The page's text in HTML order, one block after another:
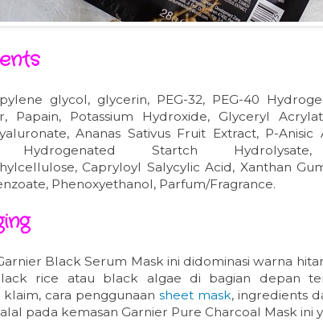
glycol, glycerin, PEG-32, PEG-40
Papain, Potassium Hydroxide, Glyceryl
Ananas Sativus Fruit Extract, P-
Hydrogenated Startch Hydrolysate,
Capryloyl Salycylic Acid, Xanthan
Phenoxyethanol, Parfum/Fragrance.
Black Serum Mask ini didominasi warna
rice atau black algae di bagian depan
cara penggunaansheet mask, ingredients
pada kemasan Garnier Pure Charcoal Mask ini